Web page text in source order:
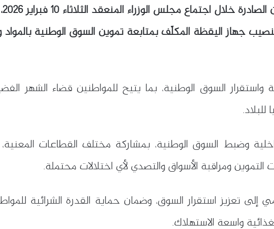
11 فيفري 2026، على مراسم تنصيب جهاز اليقظة المكلّف بمتابعة تموين السوق الوطنية
واستقرار السوق الوطنية، بما يتيح للمواطنين قضاء الشهر
وضبط السوق الوطنية، بمشاركة مختلف القطاعات
ومراقبة الأسواق والتصدي لأي اختلالات محتملة.
إلى تعزيز استقرار السوق، وضمان حماية القدرة الشرائية
واسعة الاستهلاك.